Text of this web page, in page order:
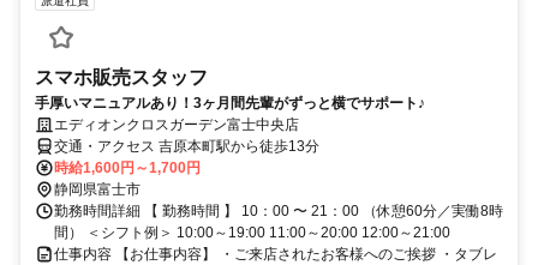
スマホ販売スタッフ
手厚いマニュアルあり！3ヶ月間先輩がずっと横でサポート♪
エディオンクロスガーデン富士中央店
交通・アクセス 吉原本町駅から徒歩13分
時給1,600円～1,700円
静岡県富士市
勤務時間詳細 【 勤務時間 】 10：00 〜 21：00 （休憩60分／実働8時
間） ＜シフト例＞ 10:00～19:00 11:00～20:00 12:00～21:00
仕事内容 【お仕事内容】 ・ご来店されたお客様へのご挨拶 ・タブレ